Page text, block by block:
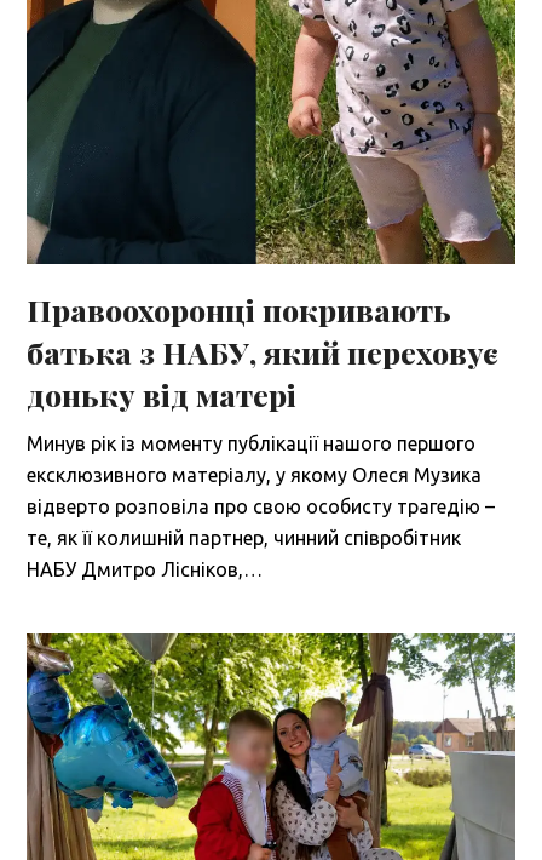
Правоохоронці покривають
батька з НАБУ, який переховує
доньку від матері
Минув рік із моменту публікації нашого першого
ексклюзивного матеріалу, у якому Олеся Музика
відверто розповіла про свою особисту трагедію –
те, як її колишній партнер, чинний співробітник
НАБУ Дмитро Лісніков,…